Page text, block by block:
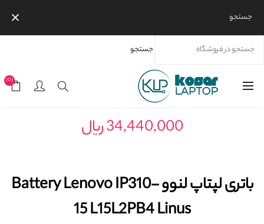
جستجو
جستجو
(0)
باتری لپتاپ لنوو Battery Lenovo IP310-15 L15L2PB4 Linus
باتری لپتاپ لنوو Battery Lenovo IP310-
15 L15L2PB4 Linus
34,440,000 ریال